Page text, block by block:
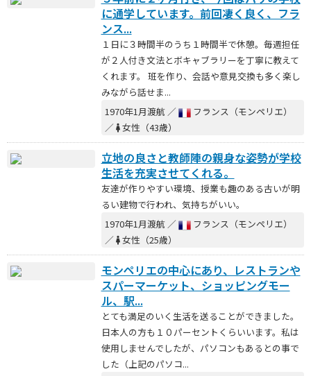
に通学しています。前回凄く良く、フラ
ンス...
１日に３時間半のうち１時間半で休憩。毎週担任
が２人付き文法とボキャブラリーを丁寧に教えて
くれます。 班を作り、会話や意見交換も多く楽し
みながら話せま...
1970年1月渡航 ／
フランス（モンペリエ）
／ 女性（43歳）
立地の良さと教師陣の親身な姿勢が学校
生活を充実させてくれる。
友達が作りやすい環境、授業も趣のある古いが明
るい建物で行われ、気持ちがいい。
1970年1月渡航 ／
フランス（モンペリエ）
／ 女性（25歳）
モンペリエの中心にあり、レストランや
スパーマーケット、ショッピングモー
ル、駅...
とても満足のいく生活を送ることができました。
日本人の方も１０パーセントくらいいます。私は
使用しませんでしたが、パソコンもあるとの事で
した（上記のパソコ...